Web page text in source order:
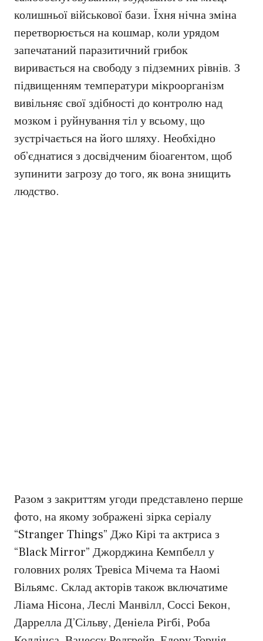
колишньої військової бази. Їхня нічна зміна
перетворюється на кошмар, коли урядом
запечатаний паразитичний грибок
виривається на свободу з підземних рівнів. З
підвищенням температури мікроорганізм
вивільняє свої здібності до контролю над
мозком і руйнування тіл у всьому, що
зустрічається на його шляху. Необхідно
об’єднатися з досвідченим біоагентом, щоб
зупинити загрозу до того, як вона знищить
людство.
Разом з закриттям угоди представлено перше
фото, на якому зображені зірка серіалу
“Stranger Things” Джо Кірі та актриса з
“Black Mirror” Джорджина Кемпбелл у
головних ролях Тревіса Мічема та Наомі
Вільямс. Склад акторів також включатиме
Ліама Нісона, Леслі Манвілл, Соссі Бекон,
Даррелла Д’Сільву, Деніела Рігбі, Роба